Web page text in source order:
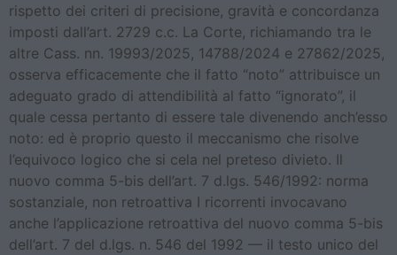
rispetto dei criteri di precisione, gravità e concordanza
imposti dall’art. 2729 c.c. La Corte, richiamando tra le
altre Cass. nn. 19993/2025, 14788/2024 e 27862/2025,
osserva efficacemente che il fatto “noto” attribuisce un
adeguato grado di attendibilità al fatto “ignorato”, il
quale cessa pertanto di essere tale divenendo anch’esso
noto: ed è proprio questo il meccanismo che risolve
l’equivoco logico che si cela nel preteso divieto. Il
nuovo comma 5-bis dell’art. 7 d.lgs. 546/1992: norma
sostanziale, non retroattiva I ricorrenti invocavano
anche l’applicazione retroattiva del nuovo comma 5-bis
dell’art. 7 del d.lgs. n. 546 del 1992 — il testo unico del